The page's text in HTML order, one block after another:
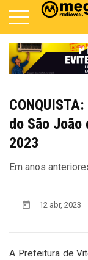
do São João
2023
Em anos
12 abr, 2023
A Prefeitura de